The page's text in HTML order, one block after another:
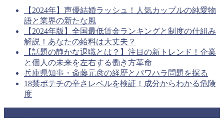
【2024年】声優結婚ラッシュ！人気カップルの純愛物
語と業界の新たな風
【2024年版】全国最低賃金ランキングと制度の仕組み
解説！あなたの給料は大丈夫？
【話題の静かな退職とは？】注目の新トレンド！企業
と個人の未来を左右する働き方革命
兵庫県知事・斎藤元彦の経歴とパワハラ問題を探る
18禁ポテチの辛さレベルを検証！成分からわかる危険
度